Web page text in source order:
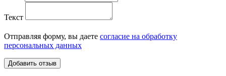
Текст
Отправляя форму, вы даете согласие на обработку
персональных данных